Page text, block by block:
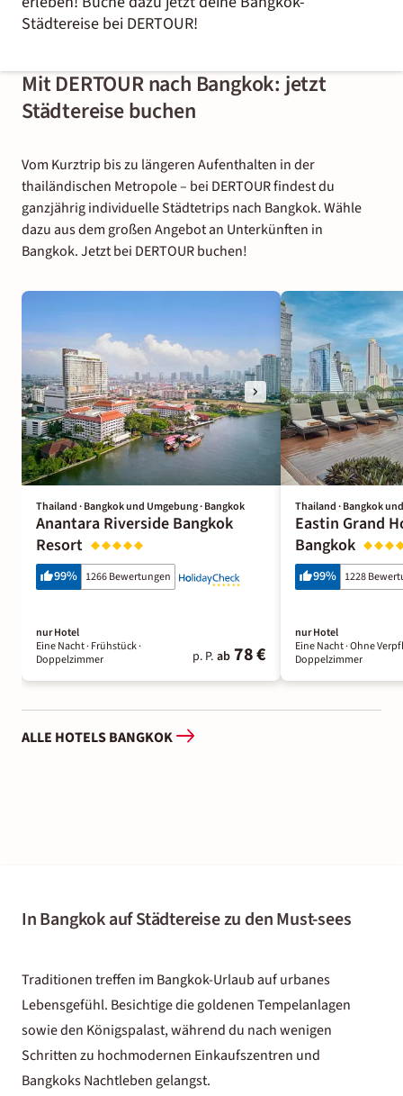
Städtereise bei DERTOUR!
Mit DERTOUR nach Bangkok: jetzt
Städtereise buchen
Vom Kurztrip bis zu längeren Aufenthalten in der
thailändischen Metropole – bei DERTOUR findest du
ganzjährig individuelle Städtetrips nach Bangkok. Wähle
dazu aus dem großen Angebot an Unterkünften in
Bangkok. Jetzt bei DERTOUR buchen!
Thailand · Bangkok und Umgebung · Bangkok
Anantara Riverside Bangkok
Resort
99% 1266 Bewertungen
nur Hotel
Eine Nacht· Frühstück·
Doppelzimmer
p. P. ab 78 €
Thailand · Bangkok
Eastin Grand
Bangkok
99% 1228
nur Hotel
Eine Nacht· Ohne
Doppelzimmer
ALLE HOTELS BANGKOK
In Bangkok auf Städtereise zu den Must-sees
Traditionen treffen im Bangkok-Urlaubauf urbanes
Lebensgefühl. Besichtige die goldenen Tempelanlagen
sowie den Königspalast, während du nach wenigen
Schritten zu hochmodernen Einkaufszentren und
Bangkoks Nachtleben gelangst.